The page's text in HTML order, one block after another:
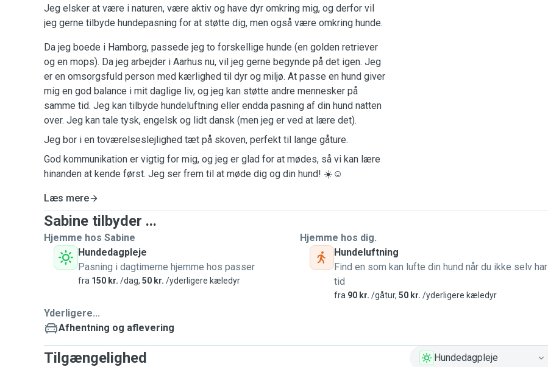
Jeg elsker at være i naturen, være aktiv og have dyr omkring mig, og derfor vil
jeg gerne tilbyde hundepasning for at støtte dig, men også være omkring hunde.
Da jeg boede i Hamborg, passede jeg to forskellige hunde (en golden retriever
og en mops). Da jeg arbejder i Aarhus nu, vil jeg gerne begynde på det igen. Jeg
er en omsorgsfuld person med kærlighed til dyr og miljø. At passe en hund giver
mig en god balance i mit daglige liv, og jeg kan støtte andre mennesker på
samme tid. Jeg kan tilbyde hundeluftning eller endda pasning af din hund natten
over. Jeg kan tale tysk, engelsk og lidt dansk (men jeg er ved at lære det).
Jeg bor i en toværelseslejlighed tæt på skoven, perfekt til lange gåture.
God kommunikation er vigtig for mig, og jeg er glad for at mødes, så vi kan lære
hinanden at kende først. Jeg ser frem til at møde dig og din hund! ☀️☺️
Læs mere
Sabine tilbyder ...
Hjemme hos Sabine
Hundedagpleje
Pasning i dagtimerne hjemme hos passer
fra 150 kr. /dag, 50 kr. /yderligere kæledyr
Hjemme hos dig.
Hundeluftning
Find en som kan lufte din hund når du ikke selv har
tid
fra 90 kr. /gåtur, 50 kr. /yderligere kæledyr
Yderligere...
Afhentning og aflevering
Tilgængelighed Hundedagpleje